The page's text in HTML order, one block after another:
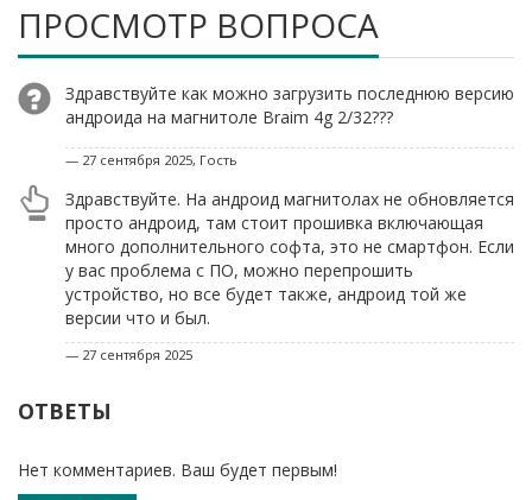
ПРОСМОТР ВОПРОСА
Здравствуйте как можно загрузить последнюю версию
андроида на магнитоле Braim 4g 2/32???
— 27 сентября 2025, Гость
Здравствуйте. На андроид магнитолах не обновляется
просто андроид, там стоит прошивка включающая
много дополнительного софта, это не смартфон. Если
у вас проблема с ПО, можно перепрошить
устройство, но все будет также, андроид той же
версии что и был.
— 27 сентября 2025
ОТВЕТЫ
Нет комментариев. Ваш будет первым!